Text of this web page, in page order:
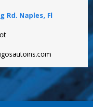
Rd. Naples, Fl